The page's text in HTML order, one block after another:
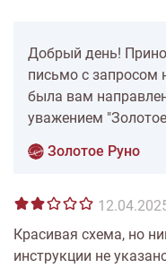
Добрый день!
письмо с запросом
была вам
уважением
Золотое Руно
Красивая схема, но
инструкции не